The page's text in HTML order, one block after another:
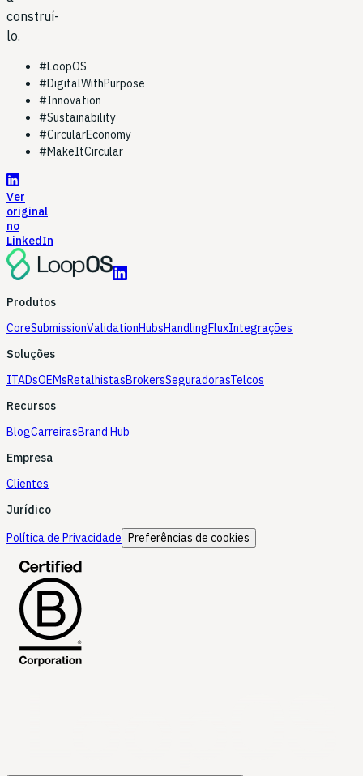
construí-
lo.
#LoopOS
#DigitalWithPurpose
#Innovation
#Sustainability
#CircularEconomy
#MakeItCircular
Ver
original
no
LinkedIn
Produtos
CoreSubmissionValidationHubsHandlingFluxIntegrações
Soluções
ITADsOEMsRetalhistasBrokersSeguradorasTelcos
Recursos
BlogCarreirasBrand Hub
Empresa
Clientes
Jurídico
Política de Privacidade Preferências de cookies